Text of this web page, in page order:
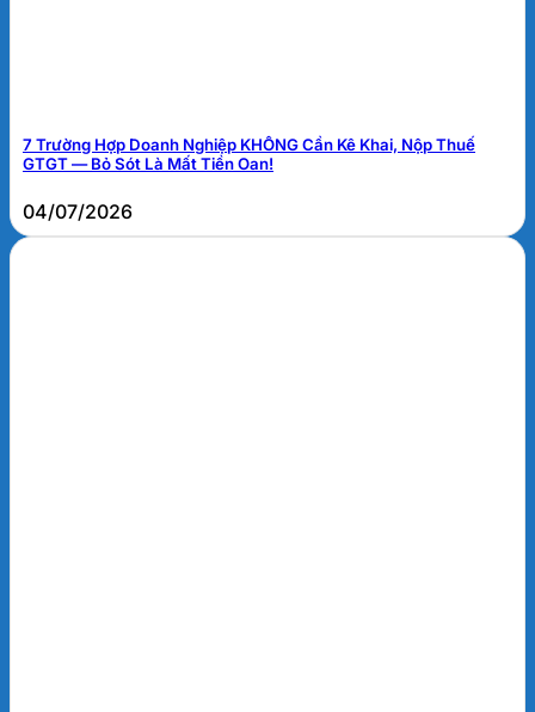
7 Trường Hợp Doanh Nghiệp KHÔNG Cần Kê Khai, Nộp Thuế
GTGT — Bỏ Sót Là Mất Tiền Oan!
04/07/2026